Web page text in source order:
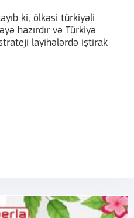
ki, ölkəsi türkiyəli
hazırdır və Türkiyə
layihələrdə iştirak